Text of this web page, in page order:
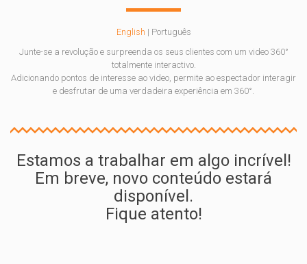
English | Português
Junte-se a revolução e surpreenda os seus clientes com um video 360°
totalmente interactivo.
Adicionando pontos de interesse ao video, permite ao espectador interagir
e desfrutar de uma verdadeira experiência em 360°.
Estamos a trabalhar em algo incrível!
Em breve, novo conteúdo estará
disponível.
Fique atento!